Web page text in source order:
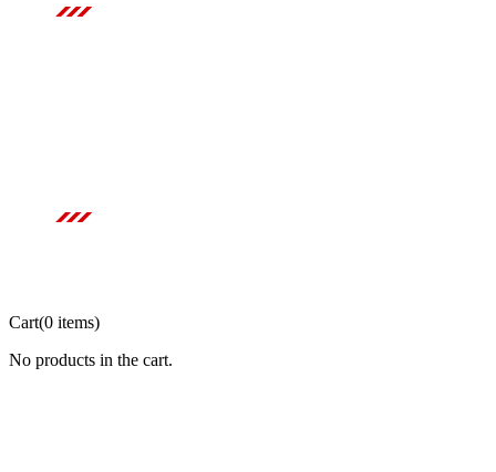
Cart(0 items)
No products in the cart.